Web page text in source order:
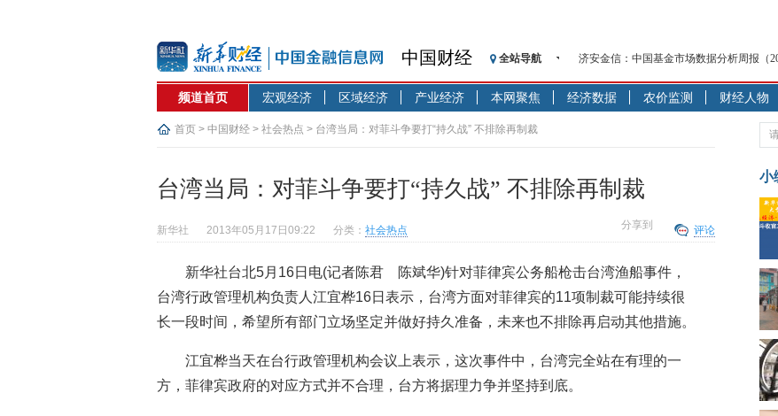
中国财经 全站导航
济安金信：中国基金市场数据分析周报（
【见·闻】疫情下，新加坡旅游业步履维艰
记者手记：疫情下的香港零售业如何浴火
【见·闻】疫情下一家香港传统零售商的
济安金信：中国基金市场数据分析周报（
【新华财经调查】同业存单、结构性存款
在“隐秘的角落”
央行公开市场净投放300亿元 短端资金利
基本面及股市双轮冲击 债市回调十年期债
沥青期货连续两日涨逾3% 沪银及两粕涨
恒生聚源：北斗收官之星发射成功，全产
频道首页 宏观经济 区域经济 产业经济 本网聚焦 经济数据 农价监测 财经人物
首页 > 中国财经 > 社会热点 > 台湾当局：对菲斗争要打“持久战” 不排除再制裁
台湾当局：对菲斗争要打“持久战” 不排除再制裁
评论
分享到
新华社 2013年05月17日09:22 分类： 社会热点
新华社台北5月16日电(记者陈君 陈斌华)针对菲律宾公务船枪击台湾渔船事件，
台湾行政管理机构负责人江宜桦16日表示，台湾方面对菲律宾的11项制裁可能持续很
长一段时间，希望所有部门立场坚定并做好持久准备，未来也不排除再启动其他措施。
江宜桦当天在台行政管理机构会议上表示，这次事件中，台湾完全站在有理的一
方，菲律宾政府的对应方式并不合理，台方将据理力争并坚持到底。
小